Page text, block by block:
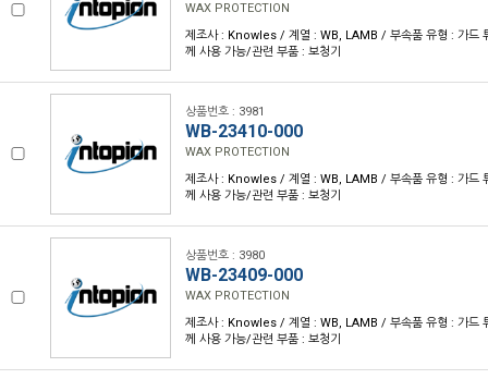
WAX PROTECTION
제조사 : Knowles / 계열 : WB, LAMB / 부속품 유형 : 가드
께 사용 가능/관련 부품 : 보청기
상품번호 : 3981
WB-23410-000
WAX PROTECTION
제조사 : Knowles / 계열 : WB, LAMB / 부속품 유형 : 가드
께 사용 가능/관련 부품 : 보청기
상품번호 : 3980
WB-23409-000
WAX PROTECTION
제조사 : Knowles / 계열 : WB, LAMB / 부속품 유형 : 가드
께 사용 가능/관련 부품 : 보청기